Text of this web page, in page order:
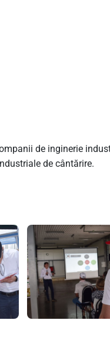
de inginerie
de cântărire.